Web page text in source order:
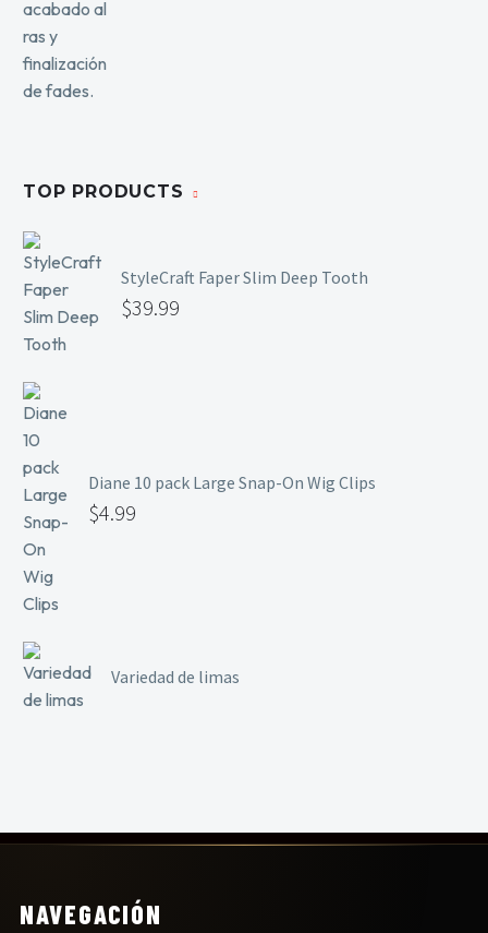
TOP PRODUCTS
StyleCraft Faper Slim Deep Tooth
$39.99
Diane 10 pack Large Snap-On Wig Clips
$4.99
Variedad de limas
NAVEGACIÓN